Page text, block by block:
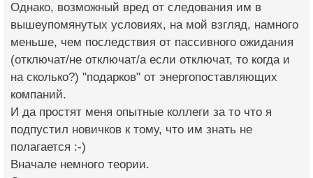
Однако, возможный вред от следования им в
вышеупомянутых условиях, на мой взгляд, намного
меньше, чем последствия от пассивного ожидания
(отключат/не отключат/а если отключат, то когда и
на сколько?) "подарков" от энергопоставляющих
компаний.
И да простят меня опытные коллеги за то что я
подпустил новичков к тому, что им знать не
полагается :-)
Вначале немного теории.